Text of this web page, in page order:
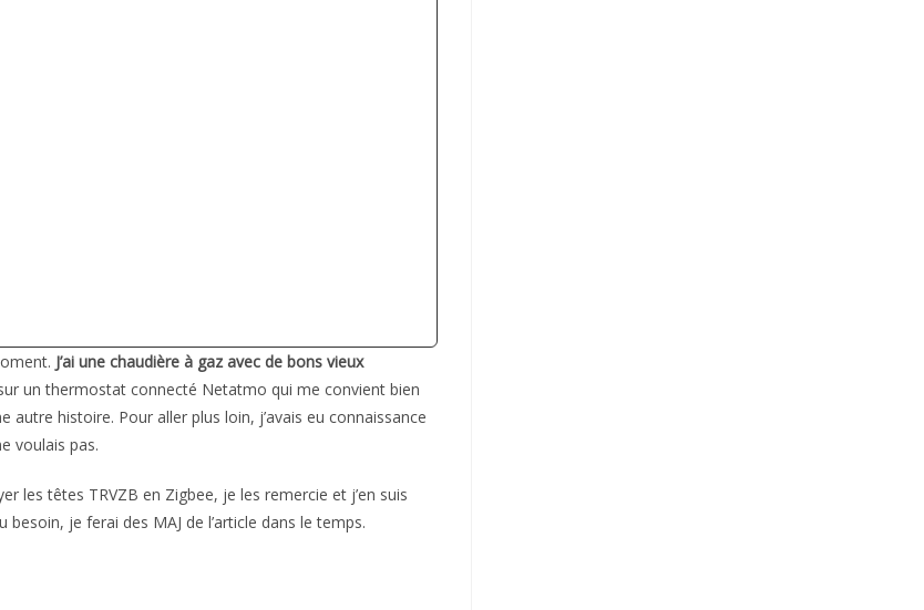
J’ai une chaudière à gaz avec de bons vieux
un thermostat connecté Netatmo qui me convient bien
histoire. Pour aller plus loin, j’avais eu connaissance
voulais pas.
les têtes TRVZB en Zigbee, je les remercie et j’en suis
je ferai des MAJ de l’article dans le temps.